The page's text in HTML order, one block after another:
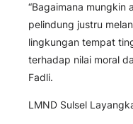
“Bagaimana mungkin
pelindung justru
lingkungan tempat
terhadap nilai moral
Fadli.
LMND Sulsel